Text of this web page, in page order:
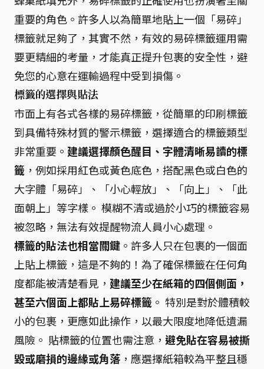
重要的角色。許多人以為簡單地貼上一個「易碎」
標籤就足夠了，其實不然，有效的易碎標籤運用需
要更精細的考量，才能真正提升包裹的安全性，避
免您的心意在運輸過程中受到損傷。
標籤的選擇與貼法
市面上有各式各樣的易碎標籤，從簡單的印刷標籤
到具備特殊材質的警示標籤，選擇適合的標籤類型
非常重要。 建議選擇顏色醒目、字體清晰易讀的標
籤 ，例如採用紅色或黃色底色，搭配黑色或白色的
大字體「易碎」、「小心輕放」、「向上」、「此
面朝上」等字樣。 模糊不清或過於小巧的標籤容易
被忽略，無法有效提醒物流人員小心處理。
標籤的貼法也相當關鍵 。許多人只在包裹的一個面
上貼上標籤，這是不夠的！為了確保標籤在任何角
度都能被清楚看見， 建議至少在紙箱的四個側面，
甚至六個面上都貼上易碎標籤 。 特別是對於體積較
小的包裹，更應如此操作，以最大限度地降低遺漏
風險。 貼標籤的位置也需注意， 避免貼在容易被撕
毀或磨損的邊緣或角落 ，應選擇紙箱較為平整且穩